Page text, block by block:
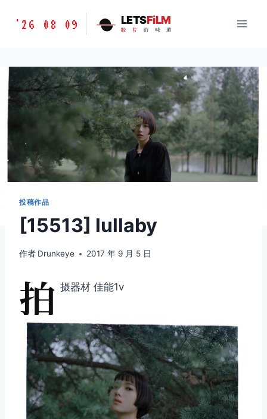
胶
味
道
LETSFILM
'26 08 09 LETSFiLM
胶 片 的 味 道
投稿作品
[15513] lullaby
作者 Drunkeye 2017 年 9 月 5 日
拍 摄器材 佳能1v